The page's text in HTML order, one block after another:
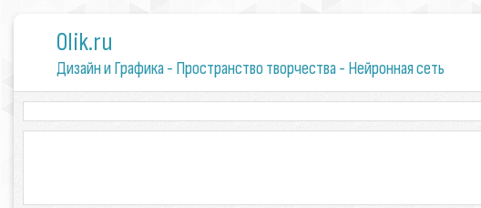
0lik.ru
Дизайн и Графика - Пространство творчества - Нейронная сеть